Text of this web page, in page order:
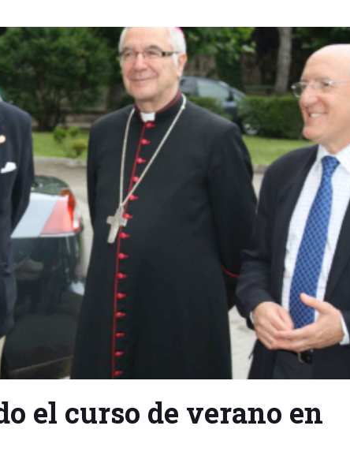
el curso de verano en